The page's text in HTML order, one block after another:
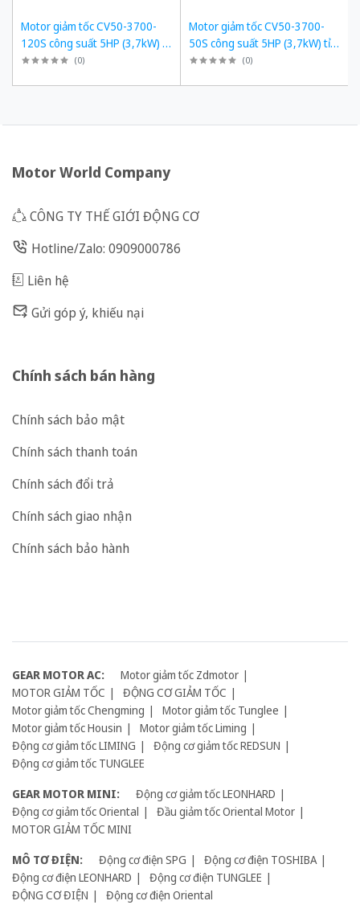
Motor giảm tốc CV50-3700-
120S công suất 5HP (3,7kW) tỉ
số truyền 1/120
(0)
Motor giảm tốc CV50-3700-
50S công suất 5HP (3,7kW) tỉ
số truyền 1/50
(0)
Motor World Company
CÔNG TY THẾ GIỚI ĐỘNG CƠ
Hotline/Zalo: 0909000786
Liên hệ
Gửi góp ý, khiếu nại
Chính sách bán hàng
Chính sách bảo mật
Chính sách thanh toán
Chính sách đổi trả
Chính sách giao nhận
Chính sách bảo hành
GEAR MOTOR AC:
Motor giảm tốc Zdmotor
MOTOR GIẢM TỐC
ĐỘNG CƠ GIẢM TỐC
Motor giảm tốc Chengming
Motor giảm tốc Tunglee
Motor giảm tốc Housin
Motor giảm tốc Liming
Động cơ giảm tốc LIMING
Động cơ giảm tốc REDSUN
Động cơ giảm tốc TUNGLEE
GEAR MOTOR MINI:
Động cơ giảm tốc LEONHARD
Động cơ giảm tốc Oriental
Đầu giảm tốc Oriental Motor
MOTOR GIẢM TỐC MINI
MÔ TƠ ĐIỆN:
Động cơ điện SPG
Động cơ điện TOSHIBA
Động cơ điện LEONHARD
Động cơ điện TUNGLEE
ĐỘNG CƠ ĐIỆN
Động cơ điện Oriental